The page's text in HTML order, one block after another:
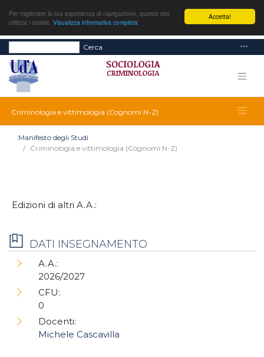
Accetta!
Per migliorare la tua esperienza di navigazione, questo sito
utilizza i cookie. Visualizza informativa completa
Cerca
Criminologia e vittimologia (Cognomi N-Z)
Manifesto degli Studi
Criminologia e vittimologia (Cognomi N-Z)
Edizioni di altri A.A.:
DATI INSEGNAMENTO
A.A.:
2026/2027
CFU:
0
Docenti:
Michele Cascavilla